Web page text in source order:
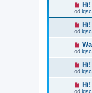
N
o
v
ý
p
ř
í
s
p
ě
v
e
k
od
N
o
v
ý
p
ř
í
p
ě
v
e
od
N
o
v
ý
p
ř
í
p
od
N
o
v
ý
p
od
N
o
od